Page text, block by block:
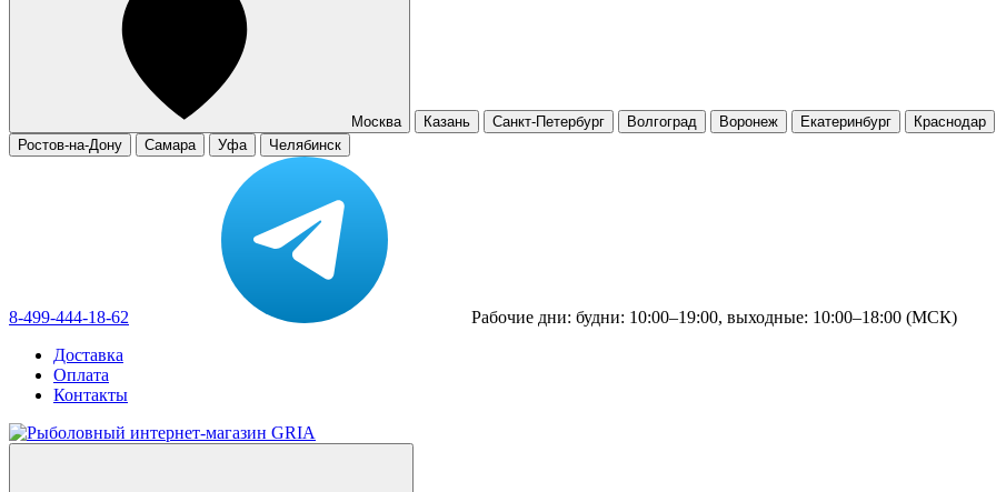
Москва Казань Санкт-Петербург Волгоград Воронеж Екатеринбург Краснодар
Ростов-на-Дону
Самара Уфа Челябинск
8-499-444-18-62
Рабочие дни: будни: 10:00–19:00, выходные: 10:00–18:00 (МСК)
Доставка
Оплата
Контакты